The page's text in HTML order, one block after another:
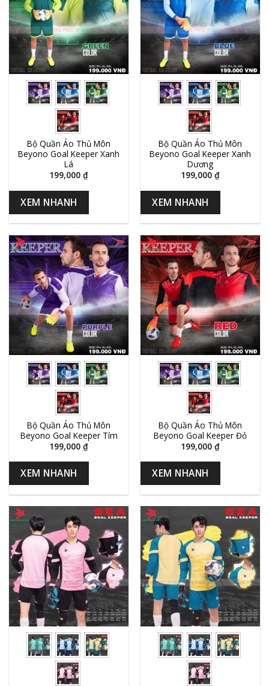
Bộ Quần Áo Thủ Môn
Beyono Goal Keeper Xanh
Lá
199,000 ₫
XEM NHANH
Bộ Quần Áo Thủ Môn
Beyono Goal Keeper Xanh
Dương
199,000 ₫
XEM NHANH
Bộ Quần Áo Thủ Môn
Beyono Goal Keeper Tím
199,000 ₫
XEM NHANH
Bộ Quần Áo Thủ Môn
Beyono Goal Keeper Đỏ
199,000 ₫
XEM NHANH